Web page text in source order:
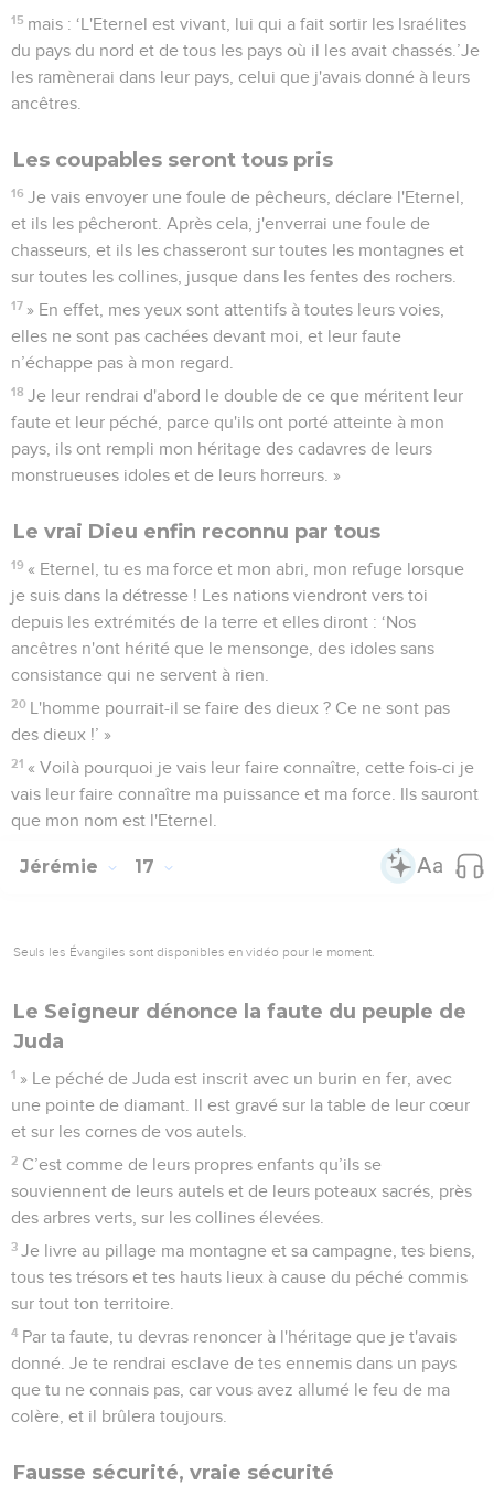
15 mais : ‘L'Eternel est vivant, lui qui a fait sortir les Israélites
du pays du nord et de tous les pays où il les avait chassés.’Je
les ramènerai dans leur pays, celui que j'avais donné à leurs
ancêtres.
Les coupables seront tous pris
16 Je vais envoyer une foule de pêcheurs, déclare l'Eternel,
et ils les pêcheront. Après cela, j'enverrai une foule de
chasseurs, et ils les chasseront sur toutes les montagnes et
sur toutes les collines, jusque dans les fentes des rochers.
17 » En effet, mes yeux sont attentifs à toutes leurs voies,
elles ne sont pas cachées devant moi, et leur faute
n’échappe pas à mon regard.
18 Je leur rendrai d'abord le double de ce que méritent leur
faute et leur péché, parce qu'ils ont porté atteinte à mon
pays, ils ont rempli mon héritage des cadavres de leurs
monstrueuses idoles et de leurs horreurs. »
Le vrai Dieu enfin reconnu par tous
19 « Eternel, tu es ma force et mon abri, mon refuge lorsque
je suis dans la détresse ! Les nations viendront vers toi
depuis les extrémités de la terre et elles diront : ‘Nos
ancêtres n'ont hérité que le mensonge, des idoles sans
consistance qui ne servent à rien.
20 L'homme pourrait-il se faire des dieux ? Ce ne sont pas
des dieux !’ »
21 « Voilà pourquoi je vais leur faire connaître, cette fois-ci je
vais leur faire connaître ma puissance et ma force. Ils sauront
que mon nom est l'Eternel.
Jérémie 17
Seuls les Évangiles sont disponibles en vidéo pour le moment.
Le Seigneur dénonce la faute du peuple de
Juda
1 » Le péché de Juda est inscrit avec un burin en fer, avec
une pointe de diamant. Il est gravé sur la table de leur cœur
et sur les cornes de vos autels.
2 C’est comme de leurs propres enfants qu’ils se
souviennent de leurs autels et de leurs poteaux sacrés, près
des arbres verts, sur les collines élevées.
3 Je livre au pillage ma montagne et sa campagne, tes biens,
tous tes trésors et tes hauts lieux à cause du péché commis
sur tout ton territoire.
4 Par ta faute, tu devras renoncer à l'héritage que je t'avais
donné. Je te rendrai esclave de tes ennemis dans un pays
que tu ne connais pas, car vous avez allumé le feu de ma
colère, et il brûlera toujours.
Fausse sécurité, vraie sécurité